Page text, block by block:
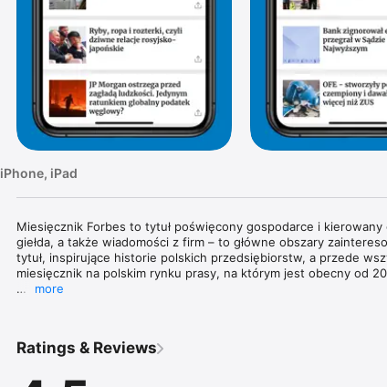
iPhone, iPad
Miesięcznik Forbes to tytuł poświęcony gospodarce i
giełda, a także wiadomości z firm – to główne obszary
tytuł, inspirujące historie polskich przedsiębiorstw, a przede
miesięcznik na polskim rynku prasy, na którym jest obecny od
największe nazwiska świata biznesu, ekonomii i finansów.
jak obowiązujące przepisy prawne wpływają na prowadzenie
more
Ratings & Reviews